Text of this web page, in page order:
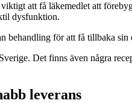
att få läkemedlet att
dysfunktion.
behandling för att få tillbaka
Det finns även några
leverans